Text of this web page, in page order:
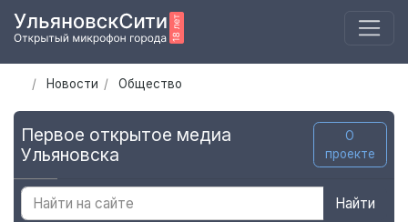
Новости Общество
Первое открытое медиа
Ульяновска
О
проекте
Найти